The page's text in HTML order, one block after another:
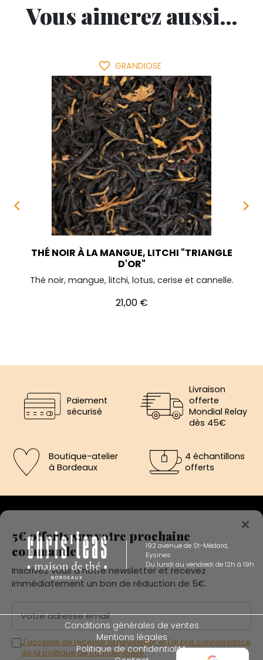
Vous aimerez aussi...

favorite_border GRANDIOSE
THÉ NOIR À LA MANGUE, LITCHI "TRIANGLE
D'OR"
Thé noir, mangue, litchi, lotus, cerise et cannelle.
Prix
21,00 €

Paiement
sécurisé
Livraison
offerte
Mondial Relay
dès 45€
Boutique-atelier
à Bordeaux
4 échantillons
offerts
192 avenue de St-Médard,
Eysines
Du lundi au vendredi de 12h à 19h
×
5€ offerts sur votre prochaine
commande
Inscrivez vous a notre newsletter et recevez
immédiatement un bon de réduction de 5€.
J'accepte de recevoir la newsletter et j'ai pris connaissance
de la politique de confidentialité.
Conditions générales de ventes
Mentions légales
Politique de confidentialité